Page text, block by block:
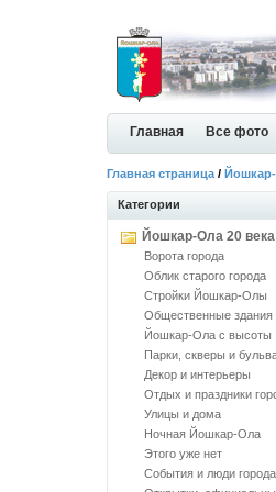
Главная Все фото
Главная страница /
Категории
Йошкар-Ола 20 века
Ворота города
Облик старого города
Стройки Йошкар-Олы
Общественные здания
Йошкар-Ола с высоты
Парки, скверы и
Декор и интерьеры
Отдых и праздники
Улицы и дома
Ночная Йошкар-Ола
Этого уже нет
События и люди города